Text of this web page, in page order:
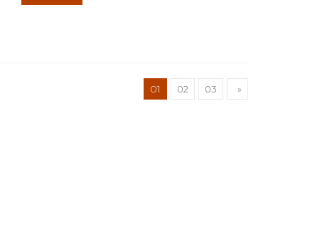
01 02 03 »